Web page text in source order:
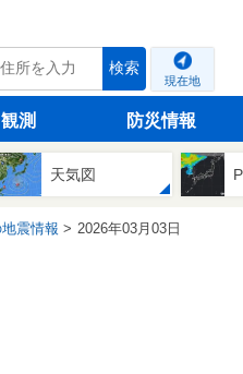
検索
現在地
観測 防災情報
天気図
震情報 2026年03月03日